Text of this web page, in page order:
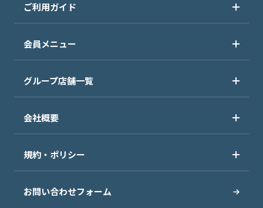
ご利用ガイド
会員メニュー
グループ店舗一覧
会社概要
規約・ポリシー
お問い合わせフォーム